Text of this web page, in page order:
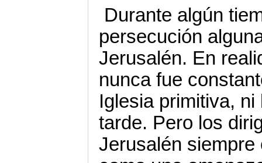
Durante algún
persecución
Jerusalén. En
nunca fue
Iglesia primitiva,
tarde. Pero los
Jerusalén